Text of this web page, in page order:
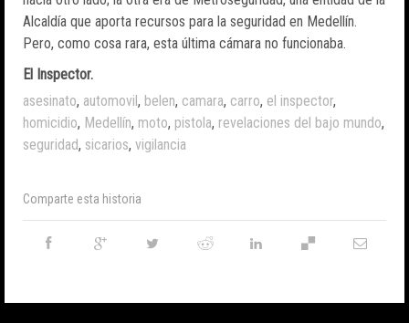
Alcaldía que aporta recursos para la seguridad en Medellín.
Pero, como cosa rara, esta última cámara no funcionaba.
El Inspector.
asesinato, automovil , belen, camara, carro, el inspector,
homicidio, Medellín, moto, pistola, revelaciones del bajo mundo,
seguridad, sicarios, vigilancia
Comparte esta historia